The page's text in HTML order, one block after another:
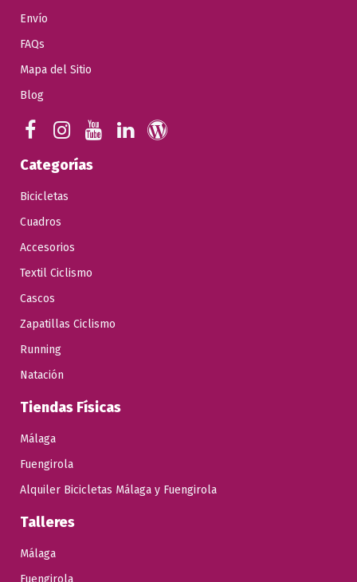
Envío
FAQs
Mapa del Sitio
Blog
Categorías
Bicicletas
Cuadros
Accesorios
Textil Ciclismo
Cascos
Zapatillas Ciclismo
Running
Natación
Tiendas Físicas
Málaga
Fuengirola
Alquiler Bicicletas Málaga y Fuengirola
Talleres
Málaga
Fuengirola